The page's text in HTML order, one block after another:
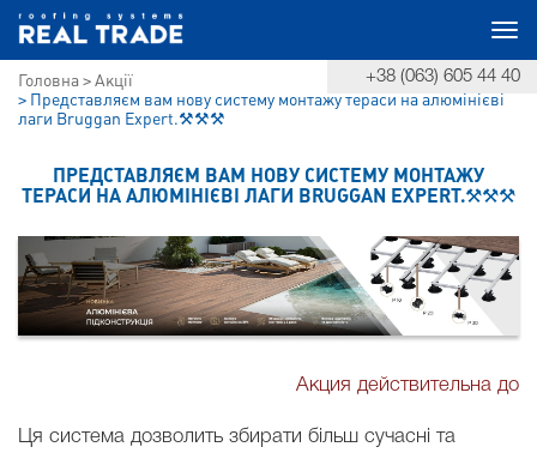
+38 (063) 605 44 40
Головна
Акції
Представляєм вам нову систему монтажу тераси на алюмінієві
лаги Bruggan Expert.⚒️⚒️⚒️
ПРЕДСТАВЛЯЄМ ВАМ НОВУ СИСТЕМУ МОНТАЖУ
ТЕРАСИ НА АЛЮМІНІЄВІ ЛАГИ BRUGGAN EXPERT.⚒️⚒️⚒️
Акция действительна до
Ця система дозволить збирати більш сучасні та